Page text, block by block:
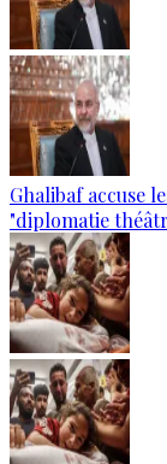
Ghalibaf accuse
"diplomatie